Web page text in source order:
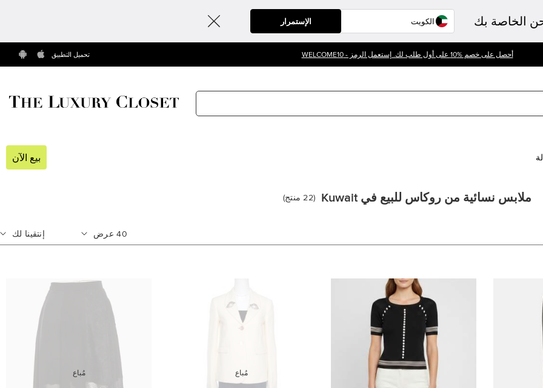
الخاصة بك الإستمرار
أحصل على خصم %10 على أول طلب لك. إستعمل الرمز - WELCOME10 تحميل التطبيق
بيع الآن
ملابس نسائية من روكاس للبيع في Kuwait (
22 منتج)
40 عرض إنتقينا لك
مُباع مُباع